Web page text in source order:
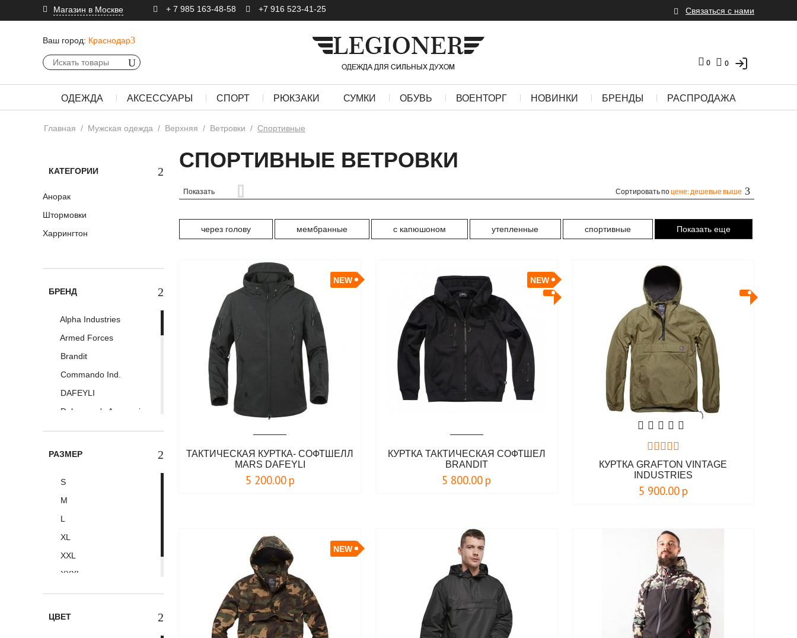
Магазин в Москве + 7 985 163-48-58 +7 916 523-41-25 Связаться с нами
Ваш город: Краснодар
0
0
ОДЕЖДА АКСЕССУАРЫ СПОРТ РЮКЗАКИ СУМКИ ОБУВЬ ВОЕНТОРГ НОВИНКИ БРЕНДЫ РАСПРОДАЖА
Главная / Мужская одежда / Верхняя / Ветровки / Спортивные
КАТЕГОРИИ
Анорак
Штормовки
Харрингтон
БРЕНД
Alpha Industries
Armed Forces
Brandit
Commando Ind.
DAFEYLI
Doberman's Aggressive
Erik and Sons
Geo.Norway
Hooligan Streetwear
JET LAG
Krakatau
LABEL23. Boxing
Connection
РАЗМЕР
S
M
L
XL
XXL
XXXL
4XL
ЦВЕТ
СПОРТИВНЫЕ ВЕТРОВКИ
Показать Сортировать поцене: дешевые выше
через голову мембранные с капюшоном утепленные спортивные Показать еще
NEW
ТАКТИЧЕСКАЯ КУРТКА- СОФТШЕЛЛ
MARS DAFEYLI
5 200.00 р
NEW
КУРТКА ТАКТИЧЕСКАЯ СОФТШЕЛ
BRANDIT
5 800.00 р
КУРТКА GRAFTON VINTAGE
INDUSTRIES
5 900.00 р
NEW